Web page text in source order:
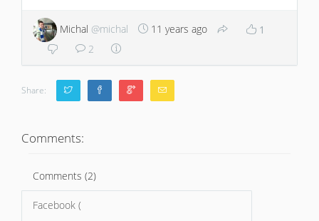
Michal @michal 11 years ago
1
2
Share:
Comments:
Comments (2)
Facebook (